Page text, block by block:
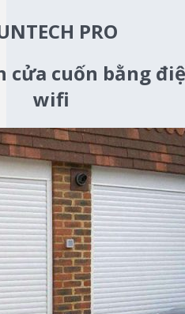
PRO
cửa cuốn bằng
wifi